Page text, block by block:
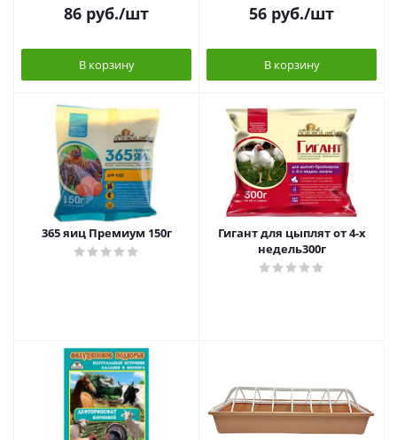
86 руб./шт
В корзину
56 руб./шт
В корзину
365 яиц Премиум 150г
Гигант для цыплят от 4-х
недель300г